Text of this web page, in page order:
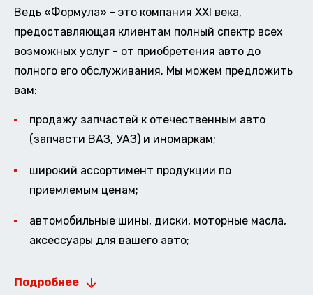
Ведь «Формула» - это компания XXI века,
предоставляющая клиентам полный спектр всех
возможных услуг - от приобретения авто до
полного его обслуживания. Мы можем предложить
вам:
продажу запчастей к отечественным авто
(запчасти ВАЗ, УАЗ) и иномаркам;
широкий ассортимент продукции по
приемлемым ценам;
автомобильные шины, диски, моторные масла,
аксессуары для вашего авто;
Подробнее